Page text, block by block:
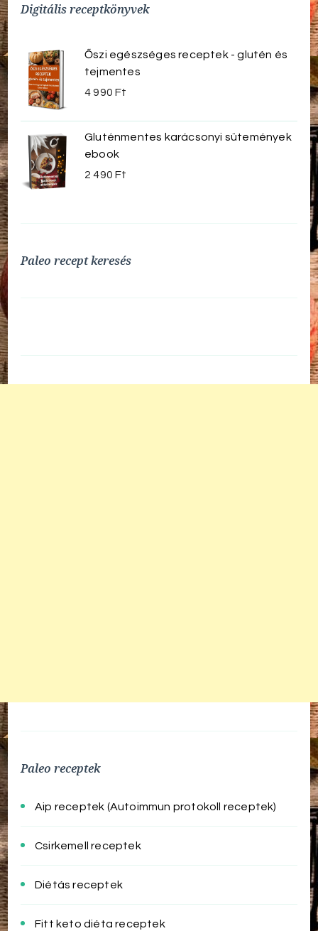
Digitális receptkönyvek
Őszi egészséges receptek - glutén és
tejmentes
4 990Ft
Gluténmentes karácsonyi sütemények
ebook
2 490Ft
Paleo recept keresés
Paleo receptek
Aip receptek (Autoimmun protokoll receptek)
Csirkemell receptek
Diétás receptek
Fitt keto diéta receptek